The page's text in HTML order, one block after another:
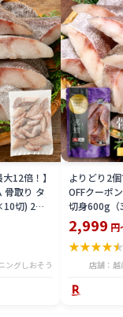
12倍！】
骨取り タ
切) 2個
まとめ
ケソウダ
冷凍 グル
ングしおそう
よりどり2
OFFクーポ
切身600g
れ） 真鱈 マ
ママ骨取り
2,999 円
★★★★★
店舗：越